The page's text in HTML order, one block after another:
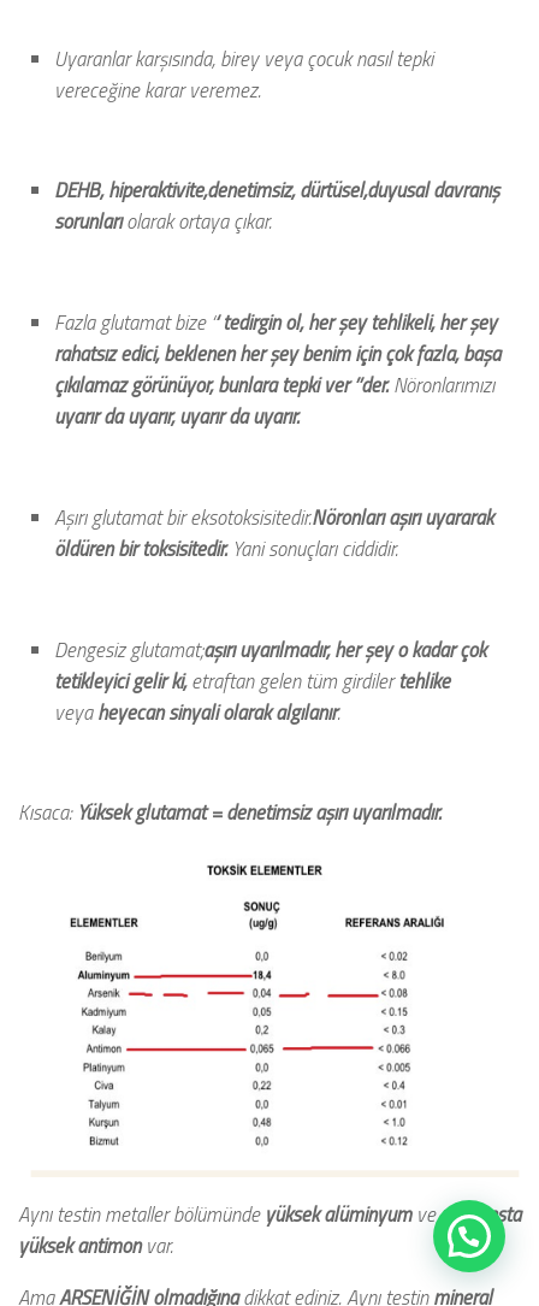
Uyaranlar karşısında, birey veya çocuk nasıl tepki
vereceğine karar veremez.
DEHB, hiperaktivite,denetimsiz, dürtüsel,duyusal davranış
sorunlarıolarak ortaya çıkar.
Fazla glutamat bize ‘‘ tedirgin ol, her şey tehlikeli, her şey
rahatsız edici, beklenen her şey benim için çok fazla, başa
çıkılamaz görünüyor, bunlara tepki ver ’’der.Nöronlarımızı
uyarır da uyarır, uyarır da uyarır.
Aşırı glutamat bir eksotoksisitedir.Nöronları aşırı uyararak
öldüren bir toksisitedir.Yani sonuçları ciddidir.
Dengesiz glutamat;aşırı uyarılmadır, her şey o kadar çok
tetikleyici gelir ki,etraftan gelen tüm girdilertehlike
veyaheyecan sinyali olarak algılanır.
Kısaca: Yüksek glutamat = denetimsiz aşırı uyarılmadır.
Aynı testin metaller bölümünde yüksek alüminyumvereferansta
yüksek antimonvar.
AmaARSENİĞİNolmadığınadikkat ediniz. Aynı testinmineral
Sorularınızı bana yazabilirsiniz